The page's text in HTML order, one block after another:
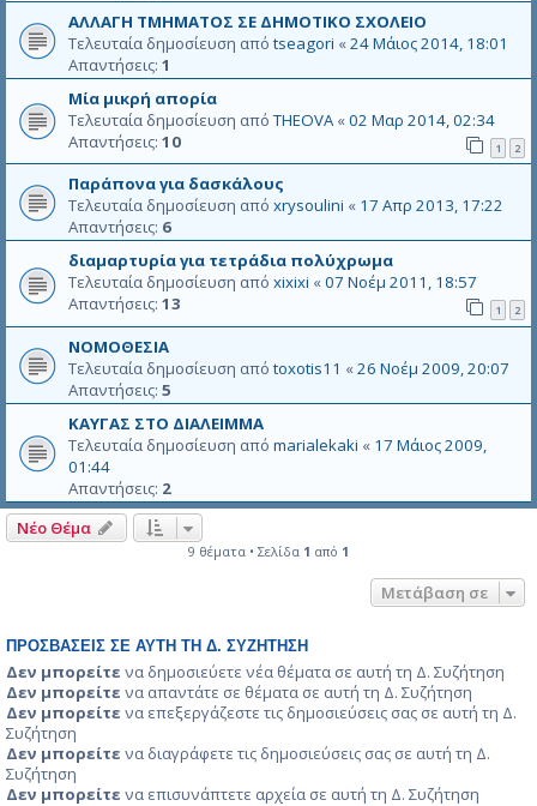
ΑΛΛΑΓΗ ΤΜΗΜΑΤΟΣ ΣΕ ΔΗΜΟΤΙΚΟ ΣΧΟΛΕΙΟ
Τελευταία δημοσίευση από tseagori «24 Μάιος 2014, 18:01
Απαντήσεις: 1
Μία μικρή απορία
Τελευταία δημοσίευση από THEOVA«02 Μαρ 2014, 02:34
Απαντήσεις: 10 1 2
Παράπονα για δασκάλους
Τελευταία δημοσίευση από xrysoulini « 17 Απρ 2013, 17:22
Απαντήσεις: 6
διαμαρτυρία για τετράδια πολύχρωμα
Τελευταία δημοσίευση από xixixi «07 Νοέμ 2011, 18:57
Απαντήσεις: 13 1 2
ΝΟΜΟΘΕΣΙΑ
Τελευταία δημοσίευση από toxotis11 «26 Νοέμ 2009, 20:07
Απαντήσεις: 5
ΚΑΥΓΑΣ ΣΤΟ ΔΙΑΛΕΙΜΜΑ
Τελευταία δημοσίευση από marialekaki « 17 Μάιος 2009,
01:44
Απαντήσεις: 2
Νέο Θέμα
9 θέματα • Σελίδα 1 από 1
Μετάβαση σε
ΠΡΟΣΒΆΣΕΙΣ ΣΕ ΑΥΤΉ ΤΗ Δ. ΣΥΖΉΤΗΣΗ
Δεν μπορείτε να δημοσιεύετε νέα θέματα σε αυτή τη Δ. Συζήτηση
Δεν μπορείτε να απαντάτε σε θέματα σε αυτή τη Δ. Συζήτηση
Δεν μπορείτε να επεξεργάζεστε τις δημοσιεύσεις σας σε αυτή τη Δ.
Συζήτηση
Δεν μπορείτε να διαγράφετε τις δημοσιεύσεις σας σε αυτή τη Δ.
Συζήτηση
Δεν μπορείτε να επισυνάπτετε αρχεία σε αυτή τη Δ. Συζήτηση